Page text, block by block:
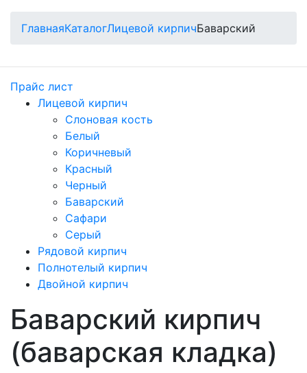
ГлавнаяКаталогЛицевой кирпичБаварский
Прайс лист
Лицевой кирпич
Слоновая кость
Белый
Коричневый
Красный
Черный
Баварский
Сафари
Серый
Рядовой кирпич
Полнотелый кирпич
Двойной кирпич
Баварский кирпич
(баварская кладка)